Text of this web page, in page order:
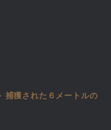
捕獲された６メートルの